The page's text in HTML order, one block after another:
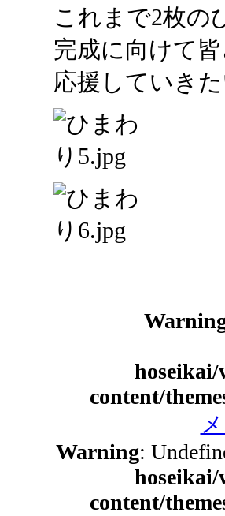
これまで2枚の
完成に向けて
応援していき
content/
Warning:
content/